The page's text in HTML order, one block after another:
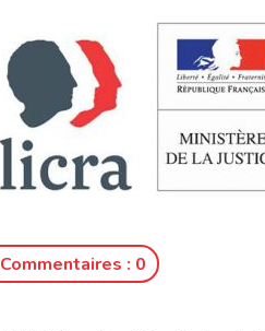
Commentaires : 0